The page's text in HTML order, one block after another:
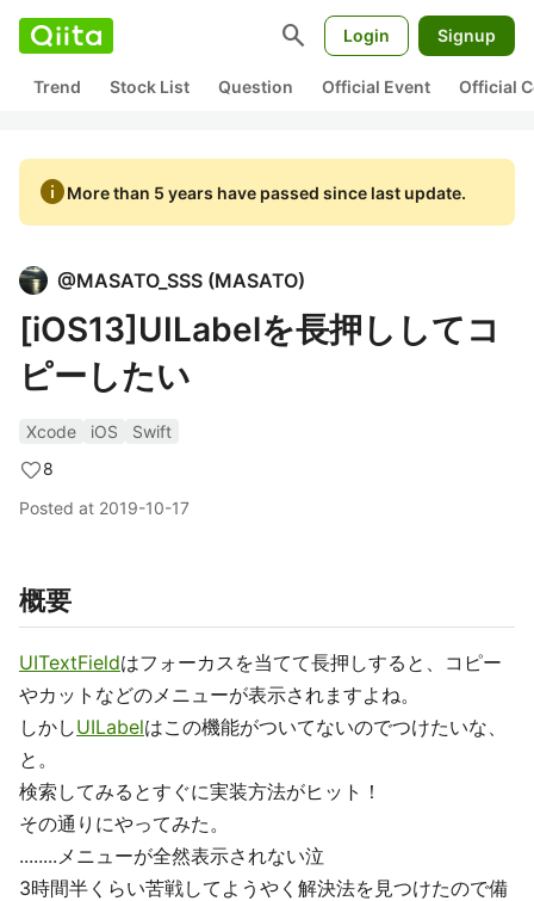
search Login Signup
Trend Stock List Question Official Event Official
infoMore than 5 years have passed since last update.
@MASATO_SSS (MASATO)
[iOS13]UILabelを長押ししてコ
ピーしたい
Xcode iOS
Swift
8
Posted at 2019-10-17
概要
UITextFieldはフォーカスを当てて長押しすると、コピー
やカットなどのメニューが表示されますよね。
しかしUILabelはこの機能がついてないのでつけたいな、
と。
検索してみるとすぐに実装方法がヒット！
その通りにやってみた。
........メニューが全然表示されない泣
3時間半くらい苦戦してようやく解決法を見つけたので備